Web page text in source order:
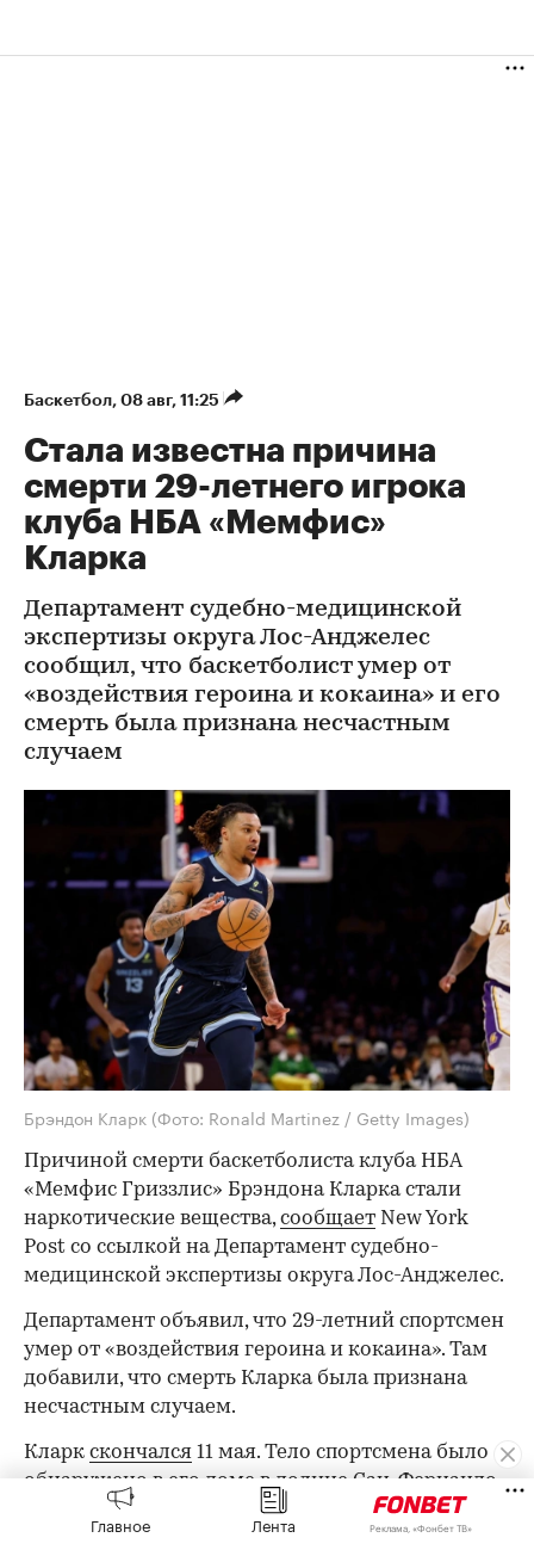
Баскетбол⁠, 08 авг, 11:25
Стала известна причина
смерти 29-летнего игрока
клуба НБА «Мемфис»
Кларка
Департамент судебно-медицинской
экспертизы округа Лос-Анджелес
сообщил, что баскетболист умер от
«воздействия героина и кокаина» и его
смерть была признана несчастным
случаем
Брэндон Кларк (Фото: Ronald Martinez / Getty Images)
Причиной смерти баскетболиста клуба НБА
«Мемфис Гриззлис» Брэндона Кларка стали
наркотические вещества,сообщает New York
Post со ссылкой на Департамент судебно-
медицинской экспертизы округа Лос-Анджелес.
Департамент объявил, что 29-летний спортсмен
умер от «воздействия героина и кокаина». Там
добавили, что смерть Кларка была признана
несчастным случаем.
Кларк скончался 11 мая. Тело спортсмена было
обнаружено в его доме в долине Сан-Фернандо
(штат Калифорния).
Главное Лента Реклама, «Фонбет ТВ»